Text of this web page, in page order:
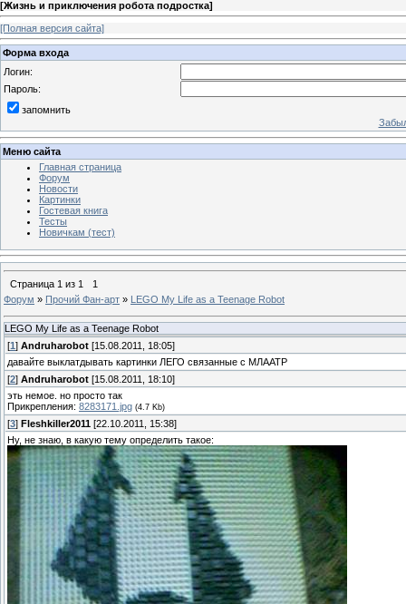
[Жизнь и приключения робота подростка]
[Полная версия сайта]
Форма входа
Логин:
Пароль:
запомнить
Меню сайта
Главная страница
Форум
Новости
Картинки
Гостевая книга
Тесты
Новичкам (тест)
Страница 1 из 1
1
Форум » Прочий Фан-арт » LEGO My Life as a Teenage Robot
LEGO My Life as a Teenage Robot
[1] Andruharobot [15.08.2011, 18:05]
давайте выклатдывать картинки ЛЕГО связанные с МЛААТР
[2] Andruharobot [15.08.2011, 18:10]
эть немое. но просто так
Прикрепления: 8283171.jpg (4.7 Kb)
[3] Fleshkiller2011 [22.10.2011, 15:38]
Ну, не знаю, в какую тему определить такое: